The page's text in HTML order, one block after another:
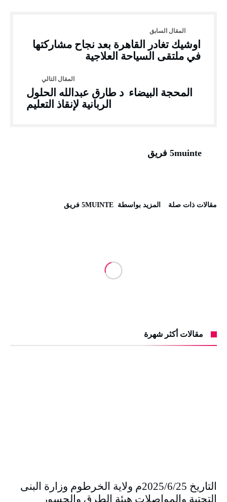
اوشيك تغادر القاهرة بعد نجاح مشاركتها
في ملتقى السياحة العلاجية
المحجة البيضاء د طارق عبدالله الحلول
الربانية لإنقاذ التعليم
5muinte فريق
‫مقالات ذات صلة‬ ‫‫المزيد بواسطة‬ ‬ 5MUINTE فريق
مقالات أكثر شهرة
التاريخ 2025/6/25م ولاية الخرطوم وزارة البنى
التحتية والمواصلات هيئة الطرق والجسور